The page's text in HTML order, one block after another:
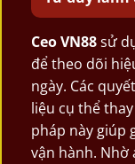
Ceo VN88sử
để theo dõi
ngày. Các
liệu cụ thể
pháp này giúp
vận hành. Nhờ